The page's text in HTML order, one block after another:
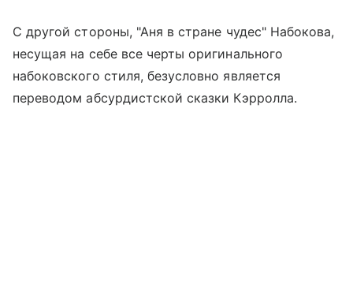
С другой стороны, "Аня в стране чудес" Набокова,
несущая на себе все черты оригинального
набоковского стиля, безусловно является
переводом абсурдистской сказки Кэрролла.